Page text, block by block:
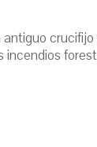
incendios